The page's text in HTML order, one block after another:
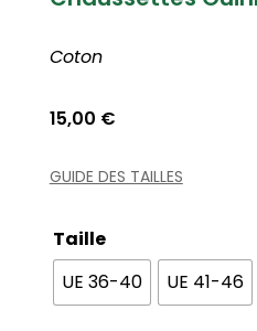
Coton
15,00 €
GUIDE DES TAILLES
Taille
UE 36-40
UE 41-46